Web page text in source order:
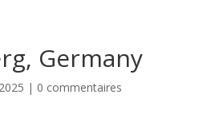
Germany
| 0 commentaires